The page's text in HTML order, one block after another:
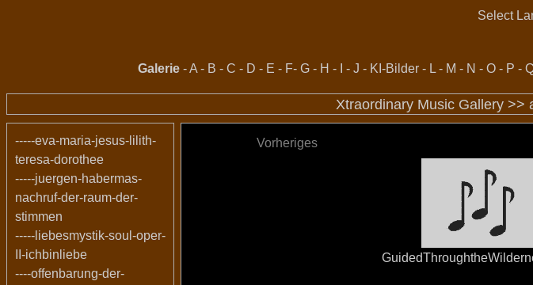
Select
Galerie -A - B - C - D - E - F- G - H - - J - KI-Bilder - L - M - N - O - P -
Xtraordinary Music Gallery >>
-----eva-maria-jesus-lilith-
teresa-dorothee
-----juergen-habermas-
nachruf-der-raum-der-
stimmen
-----liebesmystik-soul-oper-
II-ichbinliebe
----offenbarung-der-
Vorheriges